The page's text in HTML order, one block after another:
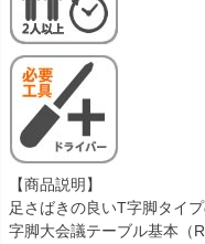
【商品説明】
足さばきの良いT字脚タイ
字脚大会議テーブル基本（